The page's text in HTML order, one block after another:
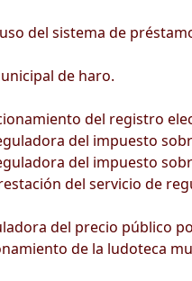
del sistema de
de haro.
del registro
del impuesto
del impuesto
del servicio de
del precio público
de la ludoteca